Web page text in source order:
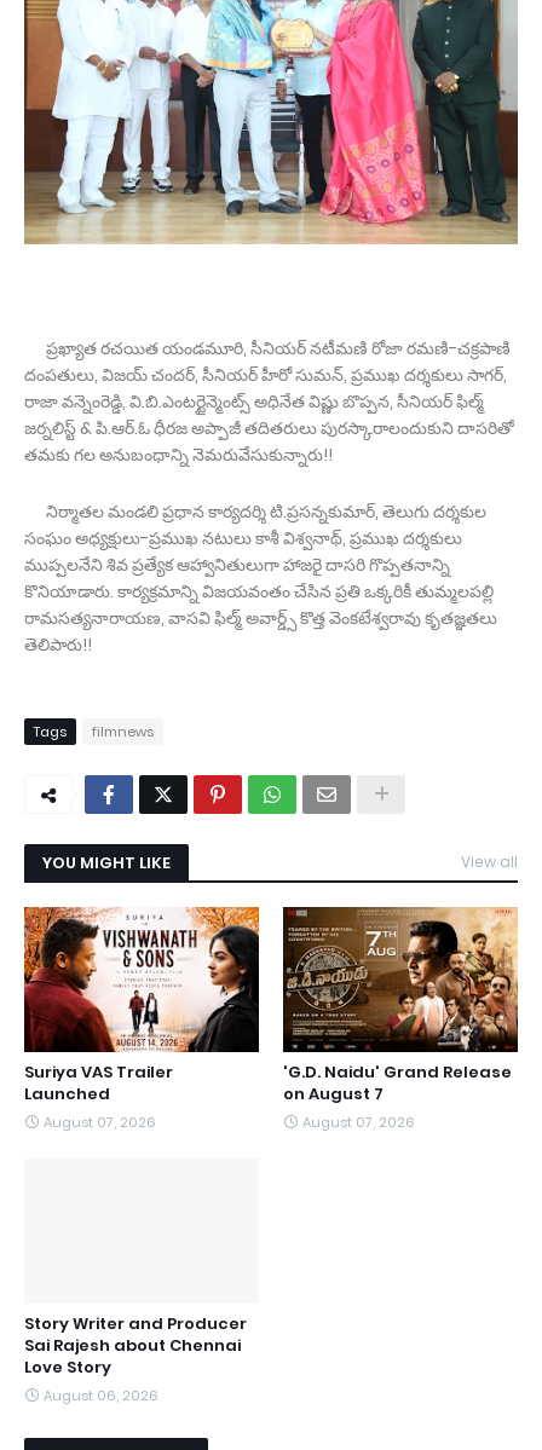
ప్రఖ్యాత రచయిత యండమూరి, సీనియర్ నటీమణి రోజా రమణి-చక్రపాణి
దంపతులు, విజయ్ చందర్, సీనియర్ హీరో సుమన్, ప్రముఖ దర్శకులు సాగర్,
రాజా వన్నెంరెడ్డి, వి.బి.ఎంటర్టైన్మెంట్స్ అధినేత విష్ణు బొప్పన, సీనియర్ ఫిల్మ్
జర్నలిస్ట్ & పి.ఆర్.ఓ ధీరజ అప్పాజీ తదితరులు పురస్కారాలందుకుని దాసరితో
తమకు గల అనుబంధాన్ని నెమరువేసుకున్నారు!!
నిర్మాతల మండలి ప్రధాన కార్యదర్శి టి.ప్రసన్నకుమార్, తెలుగు దర్శకుల
సంఘం అధ్యక్షులు-ప్రముఖ నటులు కాశీ విశ్వనాథ్, ప్రముఖ దర్శకులు
ముప్పలనేని శివ ప్రత్యేక ఆహ్వానితులుగా హాజరై దాసరి గొప్పతనాన్ని
కొనియాడారు. కార్యక్రమాన్ని విజయవంతం చేసిన ప్రతి ఒక్కరికీ తుమ్మలపల్లి
రామసత్యనారాయణ, వాసవి ఫిల్మ్ అవార్డ్స్ కొత్త వెంకటేశ్వరావు కృతజ్ఞతలు
తెలిపారు!!
Tags filmnews
YOU MIGHT LIKE View all
Suriya VAS Trailer
Launched
August 07, 2026
'G.D. Naidu' Grand Release
on August 7
August 07, 2026
Story Writer and Producer
Sai Rajesh about Chennai
Love Story
August 06, 2026